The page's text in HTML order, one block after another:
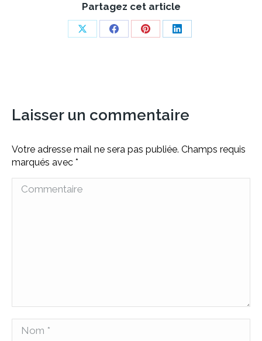
Partagez cet article
Share
Share
Share
Share
Laisser un commentaire
Votre adresse mail ne sera pas publiée. Champs requis
marqués avec *
Commentaire
Nom *